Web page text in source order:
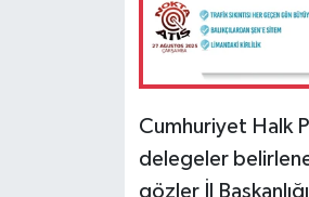
Cumhuriyet Halk
delegeler
gözler İl